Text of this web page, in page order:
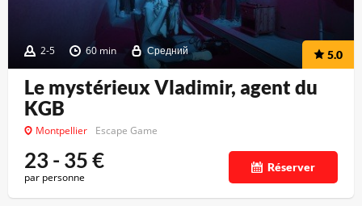
2-5 60 min Средний 5.0
Le mystérieux Vladimir, agent du
KGB
Montpellier Escape Game
23 - 35€
par personne
Réserver